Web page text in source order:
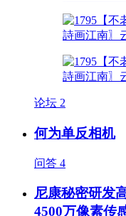
论坛 2
何为单反相机
问答 4
尼康秘密研发
4500万像素传